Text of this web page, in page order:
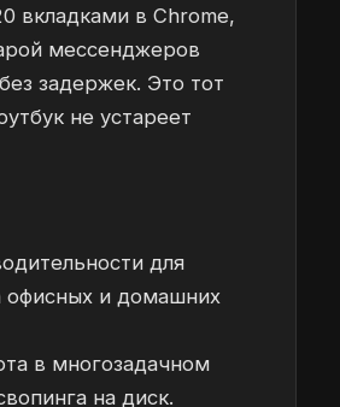
вкладками в Chrome,
мессенджеров
задержек. Это тот
не устареет
для
офисных и домашних
в многозадачном
на диск.